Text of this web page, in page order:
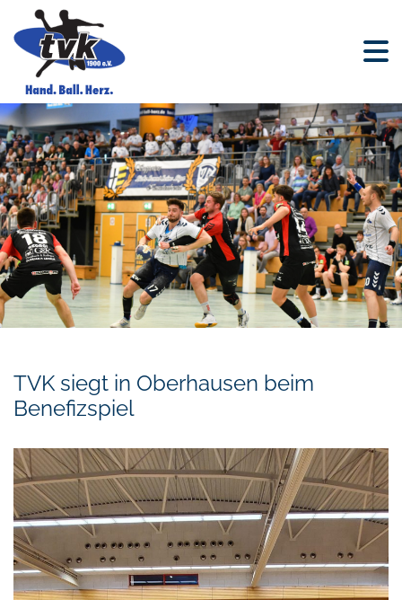
TVK siegt in Oberhausen beim
Benefizspiel